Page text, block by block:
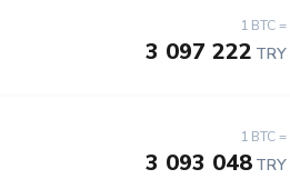
1 BTC =
3 097 222 TRY
1 BTC =
3 093 048 TRY